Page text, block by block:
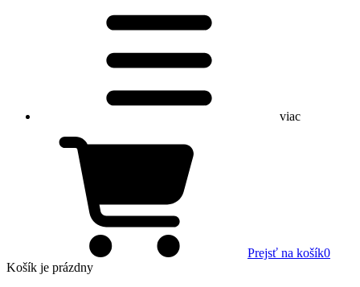
viac
Prejsť na košík0
Košík je prázdny